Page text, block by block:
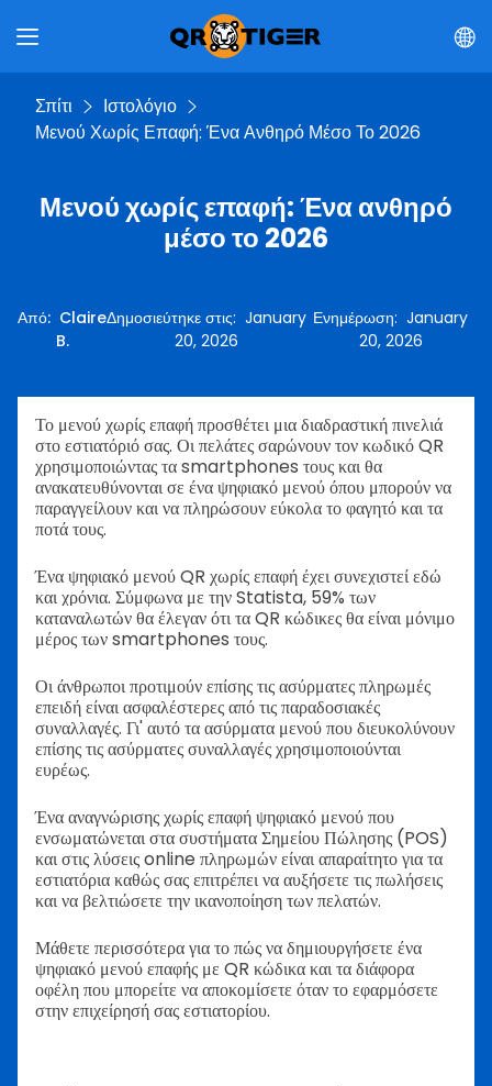
Σπίτι
Ιστολόγιο
Μενού Χωρίς Επαφή: Ένα Ανθηρό Μέσο Το 2026
Μενού χωρίς επαφή: Ένα ανθηρό
μέσο το 2026
Από: Claire
B.
Δημοσιεύτηκε στις:January
20, 2026
Ενημέρωση:January
20, 2026
Το μενού χωρίς επαφή προσθέτει μια διαδραστική πινελιά
στο εστιατόριό σας. Οι πελάτες σαρώνουν τον κωδικό QR
χρησιμοποιώντας τα smartphones τους και θα
ανακατευθύνονται σε ένα ψηφιακό μενού όπου μπορούν να
παραγγείλουν και να πληρώσουν εύκολα το φαγητό και τα
ποτά τους.
Ένα ψηφιακό μενού QR χωρίς επαφήέχει συνεχιστεί εδώ
και χρόνια. Σύμφωνα με την Statista, 59% των
καταναλωτώνθα έλεγαν ότι τα QR κώδικες θα είναι μόνιμο
μέρος των smartphones τους.
Οι άνθρωποι προτιμούν επίσης τις ασύρματες πληρωμές
επειδή είναι ασφαλέστερες από τις παραδοσιακές
συναλλαγές. Γι' αυτό τα ασύρματα μενού που διευκολύνουν
επίσης τις ασύρματες συναλλαγές χρησιμοποιούνται
ευρέως.
Ένα αναγνώρισης χωρίς επαφή ψηφιακό μενού που
ενσωματώνεται στα συστήματα Σημείου Πώλησης (POS)
και στις λύσεις online πληρωμών είναι απαραίτητο για τα
εστιατόρια καθώς σας επιτρέπει να αυξήσετε τις πωλήσεις
και να βελτιώσετε την ικανοποίηση των πελατών.
Μάθετε περισσότερα για το πώς να δημιουργήσετε ένα
ψηφιακό μενού επαφής με QR κώδικα και τα διάφορα
οφέλη που μπορείτε να αποκομίσετε όταν το εφαρμόσετε
στην επιχείρησή σας εστιατορίου.